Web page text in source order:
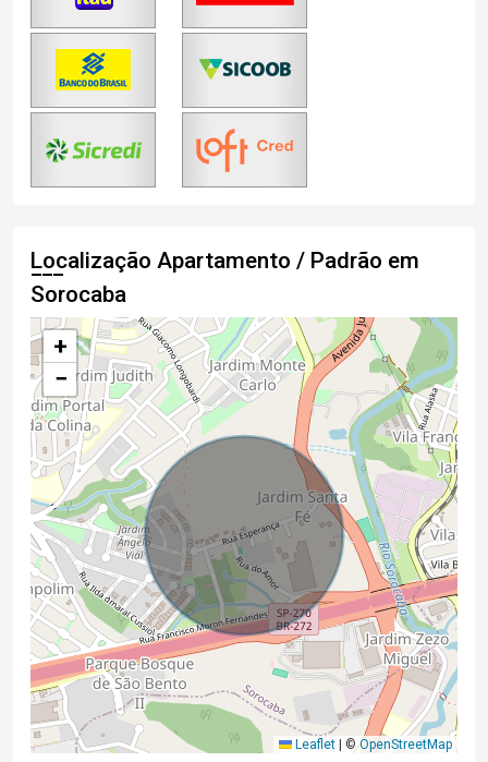
Localização Apartamento / Padrão em
Sorocaba
+
−
Leaflet ©OpenStreetMap